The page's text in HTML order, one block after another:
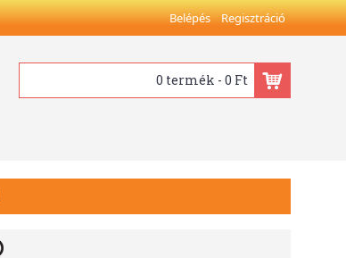
Belépés Regisztráció
0 termék - 0 Ft